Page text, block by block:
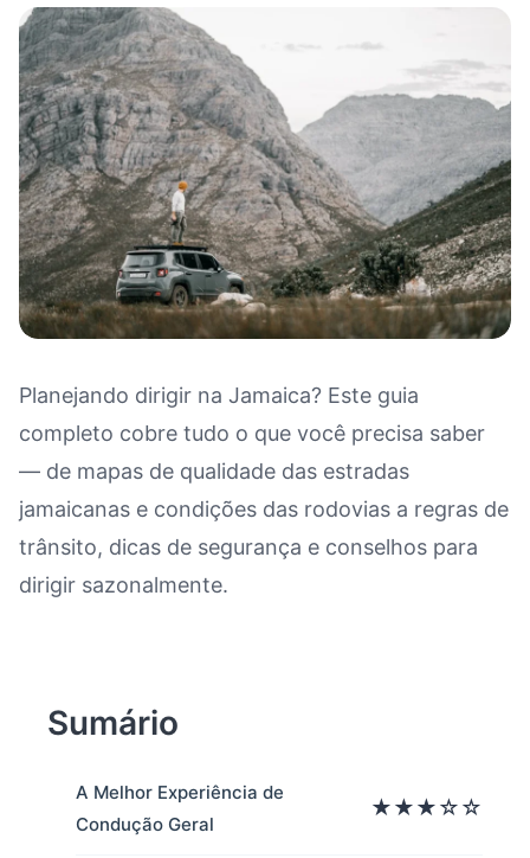
Dirigir na Jamaica: Mapa de
Planejando dirigir na Jamaica? Este guia
completo cobre tudo o que você precisa saber
— de mapas de qualidade das estradas
jamaicanas e condições das rodovias a regras de
trânsito, dicas de segurança e conselhos para
dirigir sazonalmente.
Sumário
A Melhor Experiência de
Condução Geral
★★★☆☆